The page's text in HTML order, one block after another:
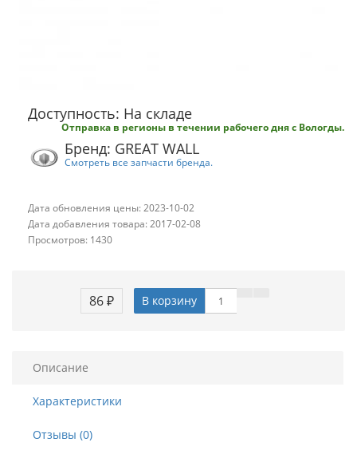
Доступность: На складе
Отправка в регионы в течении рабочего дня с Вологды.
Бренд: GREAT WALL
Смотреть все запчасти бренда.
Дата обновления цены: 2023-10-02
Дата добавления товара: 2017-02-08
Просмотров: 1430
86 ₽ В корзину
Описание
Характеристики
Отзывы (0)